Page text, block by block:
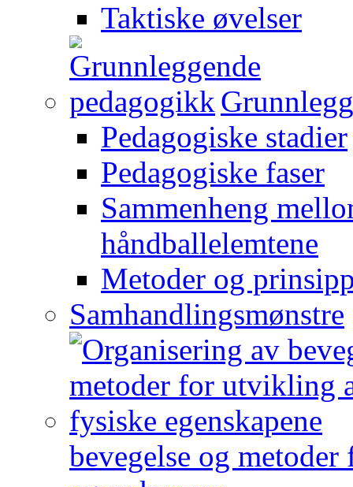
Taktiske øvelser
Pedagogiske stadier
Pedagogiske faser
Sammenheng
håndballelemtene
Metoder og
Samhandlingsmønstre
bevegelse og